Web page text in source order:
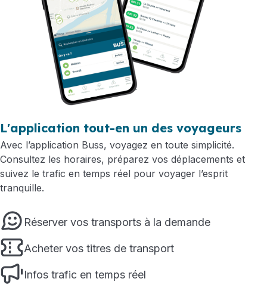
L'application tout-en un des voyageurs
Avec l’application Buss, voyagez en toute simplicité.
Consultez les horaires, préparez vos déplacements et
suivez le trafic en temps réel pour voyager l’esprit
tranquille.
Réserver vos transports à la demande
Acheter vos titres de transport
Infos trafic en temps réel